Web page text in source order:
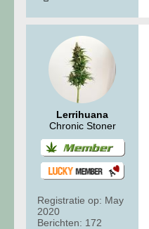
Lerrihuana
Chronic Stoner
Registratie op: May
2020
Berichten: 172